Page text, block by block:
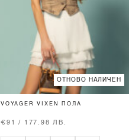
ОТНОВО НАЛИЧЕН
VOYAGER VIXEN ПОЛА
€91 / 177.98 ЛВ.